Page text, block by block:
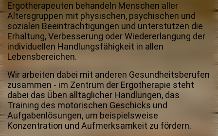
Ergotherapeuten behandeln Menschen aller
Altersgruppen mit physischen, psychischen und
sozialen Beeinträchtigungen und unterstützen die
Erhaltung, Verbesserung oder Wiedererlangung der
individuellen Handlungsfähigkeit in allen
Lebensbereichen.
Wir arbeiten dabei mit anderen Gesundheitsberufen
zusammen - im Zentrum der Ergotherapie steht
dabei das Üben alltäglicher Handlungen, das
Training des motorischen Geschicks und
Aufgabenlösungen, um beispielsweise
Konzentration und Aufmerksamkeit zu fördern.